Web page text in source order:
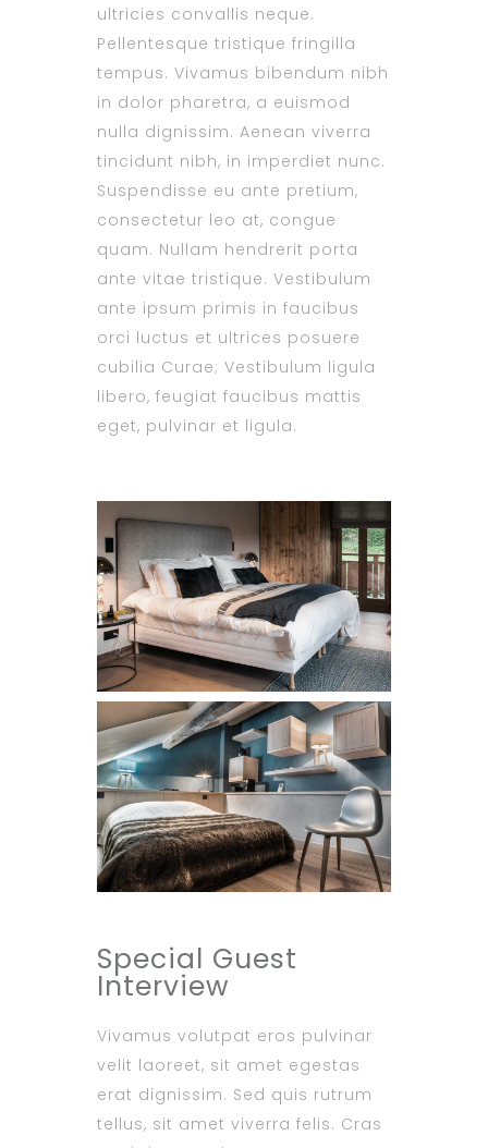
ultricies convallis neque.
Pellentesque tristique fringilla
tempus. Vivamus bibendum nibh
in dolor pharetra, a euismod
nulla dignissim. Aenean viverra
tincidunt nibh, in imperdiet nunc.
Suspendisse eu ante pretium,
consectetur leo at, congue
quam. Nullam hendrerit porta
ante vitae tristique. Vestibulum
ante ipsum primis in faucibus
orci luctus et ultrices posuere
cubilia Curae; Vestibulum ligula
libero, feugiat faucibus mattis
eget, pulvinar et ligula.
Special Guest
Interview
Vivamus volutpat eros pulvinar
velit laoreet, sit amet egestas
erat dignissim. Sed quis rutrum
tellus, sit amet viverra felis. Cras